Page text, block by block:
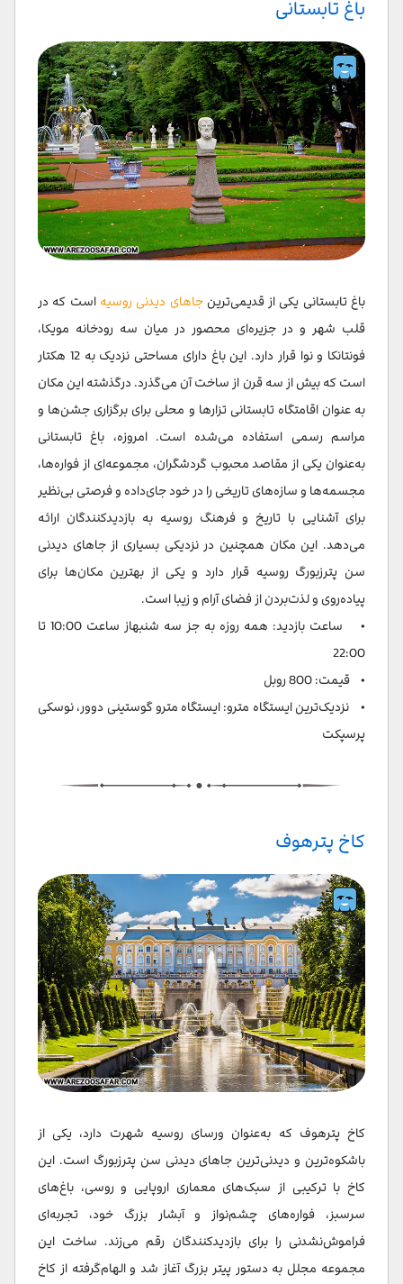
باغ تابستانی
باغ تابستانی یکی از قدیمی‌ترینجاهای دیدنی روسیهاست که در
قلب شهر و در جزیره‌ای محصور در میان سه رودخانه مویکا،
فونتانکا و نوا قرار دارد. این باغ دارای مساحتی نزدیک به 12 هکتار
است که بیش از سه قرن از ساخت آن می‌گذرد. درگذشته این مکان
به عنوان اقامتگاه تابستانی تزارها و محلی برای برگزاری جشن‌ها و
مراسم رسمی استفاده می‌شده است. امروزه، باغ تابستانی
به‌عنوان یکی از مقاصد محبوب گردشگران، مجموعه‌ای از فواره‌ها،
مجسمه‌ها و سازه‌های تاریخی را در خود جای‌داده و فرصتی بی‌نظیر
برای آشنایی با تاریخ و فرهنگ روسیه به بازدیدکنندگان ارائه
می‌دهد. این مکان همچنین در نزدیکی بسیاری از جاهای دیدنی
سن پترزبورگ روسیه قرار دارد و یکی از بهترین مکان‌ها برای
پیاده‌روی و لذت‌بردن از فضای آرام و زیبا است.
• ساعت بازدید: همه روزه به جز سه شنبهاز ساعت 10:00 تا
22:00
• قیمت: 800 روبل
• نزدیک‌ترین ایستگاه مترو: ایستگاه مترو گوستینی دوور، نوسکی
پرسپکت
کاخ پترهوف
کاخ پترهوف که به‌عنوان ورسای روسیه شهرت دارد، یکی از
باشکوه‌ترین و دیدنی‌ترین جاهای دیدنی سن پترزبورگ است. این
کاخ با ترکیبی از سبک‌های معماری اروپایی و روسی، باغ‌های
سرسبز، فواره‌های چشم‌نواز و آبشار بزرگ خود، تجربه‌ای
فراموش‌نشدنی را برای بازدیدکنندگان رقم می‌زند. ساخت این
مجموعه مجلل به دستور پیتر بزرگ آغاز شد و الهام‌گرفته از کاخ